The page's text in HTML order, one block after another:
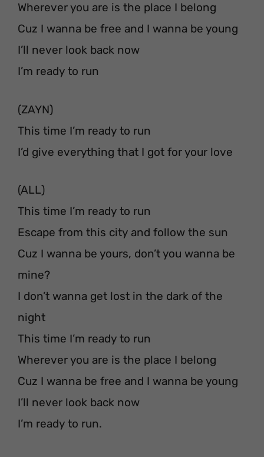
Wherever you are is the place I belong
Cuz I wanna be free and I wanna be young
I’ll never look back now
I’m ready to run
(ZAYN)
This time I’m ready to run
I’d give everything that I got for your love
(ALL)
This time I’m ready to run
Escape from this city and follow the sun
Cuz I wanna be yours, don’t you wanna be
mine?
I don’t wanna get lost in the dark of the
night
This time I’m ready to run
Wherever you are is the place I belong
Cuz I wanna be free and I wanna be young
I’ll never look back now
I’m ready to run.